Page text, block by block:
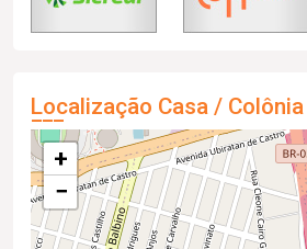
Localização Casa /
+
−